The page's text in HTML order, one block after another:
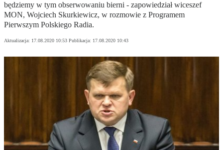
będziemy w tym obserwowaniu bierni - zapowiedział wiceszef
MON, Wojciech Skurkiewicz, w rozmowie z Programem
Pierwszym Polskiego Radia.
Aktualizacja: 17.08.2020 10:53 Publikacja: 17.08.2020 10:43